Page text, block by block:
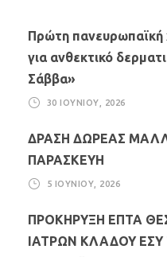
Πρώτη πανευρωπαϊκή
για ανθεκτικό
Σάββα»
30 ΙΟΥΝΊΟΥ, 2026
ΔΡΑΣΗ ΔΩΡΕΑΣ
ΠΑΡΑΣΚΕΥΗ
5 ΙΟΥΝΊΟΥ, 2026
ΠΡΟΚΗΡΥΞΗ ΕΠΤΑ
ΙΑΤΡΩΝ ΚΛΑΔΟΥ ΕΣΥ